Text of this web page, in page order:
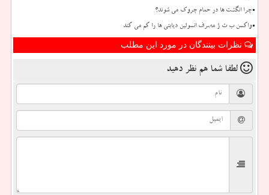
چرا انگشت ها در حمام چروک می شوند؟
واکسن ب ث ژ مصرف انسولین دیابتی ها را کم می کند
نظرات بینندگان در مورد این مطلب
لطفا شما هم نظر دهید